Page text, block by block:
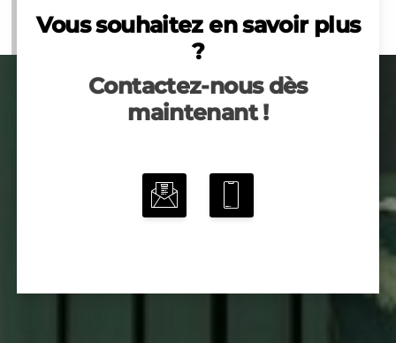
Vous souhaitez en savoir plus
?
Contactez-nous dès
maintenant !